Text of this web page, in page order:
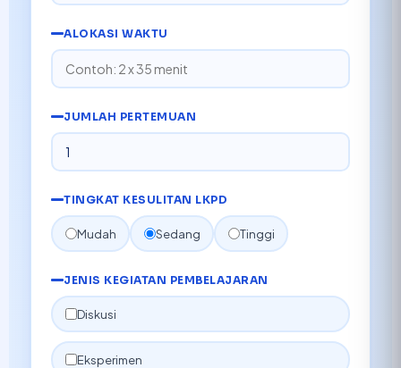
ALOKASI WAKTU
JUMLAH PERTEMUAN
TINGKAT KESULITAN LKPD
Mudah Sedang Tinggi
JENIS KEGIATAN PEMBELAJARAN
Diskusi
Eksperimen